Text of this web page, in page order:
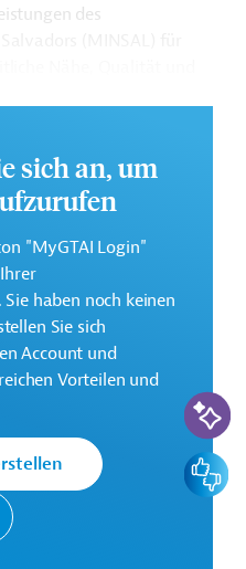
des
geplanten
auf derWebseite der
: Schwerpunkte, Regularien
beantragt)
sich an, um
"MyGTAI Login"
haben noch keinen
Sie sich
Account und
Vorteilen und
KI-